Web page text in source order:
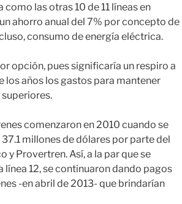
las otras 10 de 11 líneas en
ahorro anual del 7% por concepto de
consumo de energía eléctrica.
opción, pues significaría un respiro a
los años los gastos para mantener
comenzaron en 2010 cuando se
millones de dólares por parte del
y Provertren. Así, a la par que se
línea 12, se continuaron dando pagos
-en abril de 2013- que brindarían